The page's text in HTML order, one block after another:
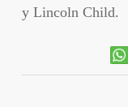
y Lincoln Child.